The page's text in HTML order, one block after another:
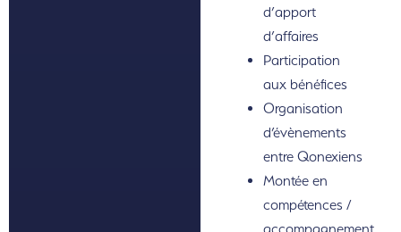
d’apport
d’affaires
Participation
aux bénéfices
Organisation
d’évènements
entre Qonexiens
Montée en
compétences /